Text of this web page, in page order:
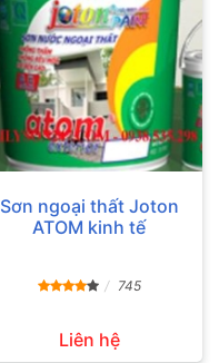
Sơn ngoại thất Joton
ATOM kinh tế
745
Liên hệ